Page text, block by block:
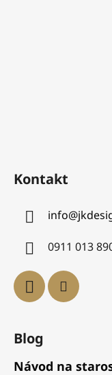
Kontakt
info@
0911 013
Blog
Návod na